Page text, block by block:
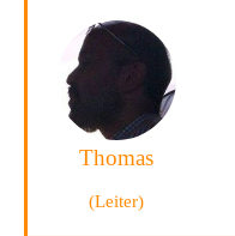
Thomas
(Leiter)